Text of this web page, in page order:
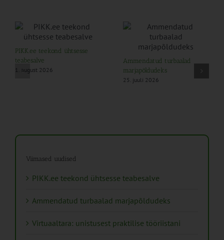
PIKK.ee teekond ühtsesse
teabesalve
1. august 2026
Ammendatud turbaalad
marjapõldudeks
25. juuli 2026
Viimased uudised
PIKK.ee teekond ühtsesse teabesalve
Ammendatud turbaalad marjapõldudeks
Virtuaaltara: unistusest praktilise tööriistani